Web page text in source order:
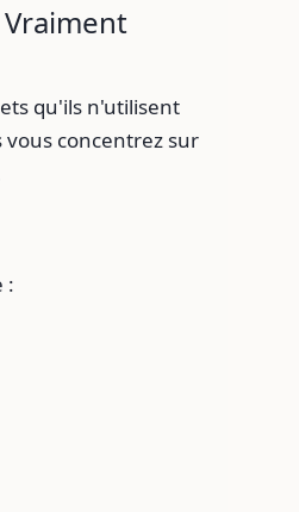
qu'ils n'utilisent
vous concentrez sur
: